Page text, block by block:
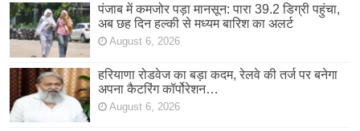
पंजाब में कमजोर पड़ा मानसून: पारा 39.2 डिग्री पहुंचा,
अब छह दिन हल्की से मध्यम बारिश का अलर्ट
August 6, 2026
हरियाणा रोडवेज का बड़ा कदम, रेलवे की तर्ज पर बनेगा
अपना कैटरिंग कॉर्पोरेशन…
August 6, 2026